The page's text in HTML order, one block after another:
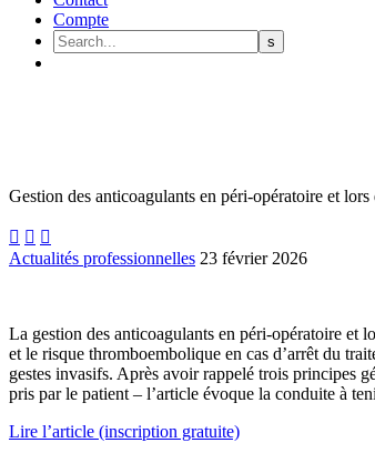
Compte
Gestion des anticoagulants en péri-opératoire et lors
  
Actualités professionnelles 23 février 2026
La gestion des anticoagulants en péri-opératoire et
et le risque thromboembolique en cas d’arrêt du
gestes invasifs. Après avoir rappelé trois principes
pris par le patient – l’article évoque la conduite à
Lire l’article (inscription gratuite)